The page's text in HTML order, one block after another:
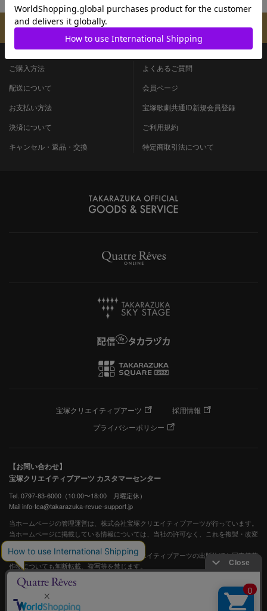
メールマガジンのご案内
ご購入方法
配送について
お支払い方法
決済について
キャンセル・返品・交換
よくあるご質問
会員ページ
宝塚歌劇共通ID新規会員登録
ご利用規約
特定商取引法について
宝塚クリエイティブアーツ
採用情報
プライバシーポリシー
【お問い合わせ】
宝塚クリエイティブアーツ カスタマーセンター
Tel. 0797-83-6000（10:00〜18:00 月曜定休）
Mail info-tca@takarazuka-revue-support.jp
当ホームページの管理運営は、株式会社宝塚クリエイティブアーツが行っています。
当ホームページに掲載している情報については、当社の許可なく、これを複製・改変
することを固く禁止します。
また、阪急電鉄並びに宝塚歌劇団、宝塚クリエイティブアーツの出版物ほか写真等著
作物についても無断転載、複写等を禁じます。
宝塚歌劇公式ホームページ
JASRAC許諾番号：S0507081515